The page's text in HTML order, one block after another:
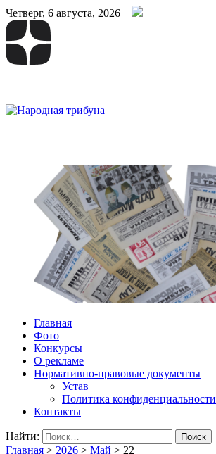
Четверг, 6 августа, 2026
Народная трибуна
Калининская районная газета
Главная
Фото
Конкурсы
О рекламе
Нормативно-правовые документы
Устав
Политика конфиденциальности
Контакты
Найти:
Главная > 2026 > Май > 22